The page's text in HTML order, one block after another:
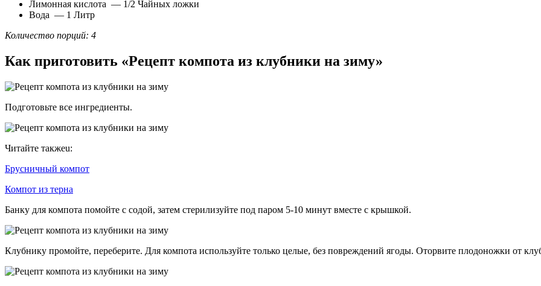
Лимонная кислота — 1/2 Чайных ложки
Вода — 1 Литр
Количество порций: 4
Как приготовить «Рецепт компота из клубники на зиму»
Подготовьте все ингредиенты.
Читайте такжеu:
Брусничный компот
Компот из терна
Банку для компота помойте с содой, затем стерилизуйте под паром 5-10 минут вместе с крышкой.
Клубнику промойте, переберите. Для компота используйте только целые, без повреждений ягоды. Оторвите плодоножки от